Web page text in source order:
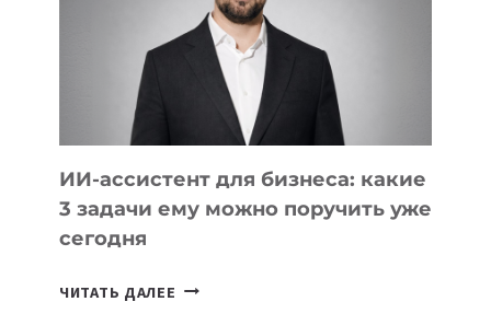
ТЕХНОЛОГИЧЕСКОЕ
ОБРАЗОВАНИЕ
ТАДЖИКИСТАНА
ИИ-ассистент для бизнеса: какие
3 задачи ему можно поручить уже
сегодня
ЧИТАТЬ ДАЛЕЕ ИИ-